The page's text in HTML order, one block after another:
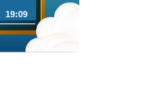
19:09